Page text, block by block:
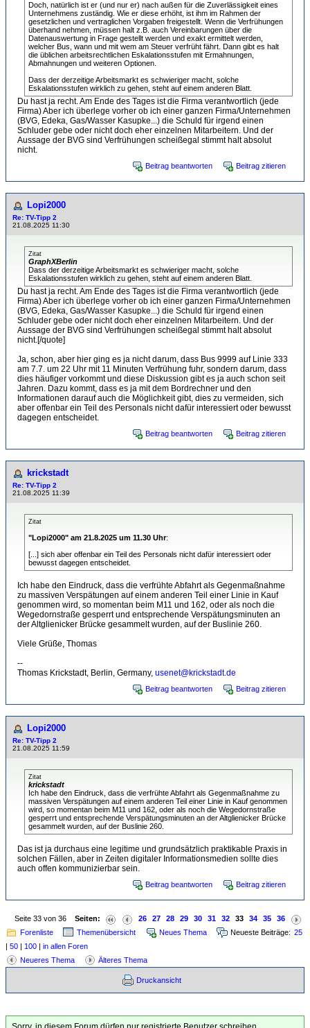
Doch, natürlich ist er (und nur er) nach außen für die Zuverlässigkeit eines
Unternehmens zuständig. Wie er diese erhöht, ist ihm im Rahmen der
gesetzlichen und vertraglichen Vorgaben freigestellt. Wenn die Verfrühungen
überhand nehmen, müssen halt z.B. auch Vereinbarungen über die
Datenauswertung in Frage gestellt werden und exakt ermittelt werden,
welcher Bus, wann und mit wem am Steuer verfrüht fährt. Dann gibt es halt
die üblichen arbeitsrechtlichen Eskalationsstufen mit Ermahnungen,
Abmahnungen und weiteren Optionen.
Dass der derzeitige Arbeitsmarkt es schwieriger macht, solche
Eskalationsstufen wirklich zu gehen, steht auf einem anderen Blatt.
Du hast ja recht. Am Ende des Tages ist die Firma verantwortlich (jede
Firma) Aber ich überlege vorher ob ich einer ganzen Firma/Unternehmen
(BVG, Edeka, Gas/Wasser Kasupke...) die Schuld für irgend einen
Schluder gebe oder nicht doch eher einzelnen Mitarbeitern. Und der
Aussage der BVG sind Verfrühungen scheißegal stimmt halt absolut
nicht.
Beitrag beantworten Beitrag zitieren
Lopi2000
Re: TV-Tipp 2
21.08.2025 11:30
Zitat
GraphXBerlin
Dass der derzeitige Arbeitsmarkt es schwieriger macht, solche
Eskalationsstufen wirklich zu gehen, steht auf einem anderen Blatt.
Du hast ja recht. Am Ende des Tages ist die Firma verantwortlich (jede
Firma) Aber ich überlege vorher ob ich einer ganzen Firma/Unternehmen
(BVG, Edeka, Gas/Wasser Kasupke...) die Schuld für irgend einen
Schluder gebe oder nicht doch eher einzelnen Mitarbeitern. Und der
Aussage der BVG sind Verfrühungen scheißegal stimmt halt absolut
nicht.[/quote]
Ja, schon, aber hier ging es ja nicht darum, dass Bus 9999 auf Linie 333
am 7.7. um 22 Uhr mit 11 Minuten Verfrühung fuhr, sondern darum, dass
dies häufiger vorkommt und diese Diskussion gibt es ja auch schon seit
Jahren. Dazu kommt, dass es ja mit dem Bordrechner und den
Informationen darauf auch die Möglichkeit gibt, dies zu vermeiden, sich
aber offenbar ein Teil des Personals nicht dafür interessiert oder bewusst
dagegen entscheidet.
Beitrag beantworten Beitrag zitieren
krickstadt
Re: TV-Tipp 2
21.08.2025 11:39
Zitat
"Lopi2000" am 21.8.2025 um 11.30 Uhr:
[...] sich aber offenbar ein Teil des Personals nicht dafür interessiert oder
bewusst dagegen entscheidet.
Ich habe den Eindruck, dass die verfrühte Abfahrt als Gegenmaßnahme
zu massiven Verspätungen auf einem anderen Teil einer Linie in Kauf
genommen wird, so momentan beim M11 und 162, oder als noch die
Wegedornstraße gesperrt und entsprechende Verspätungsminuten an
der Altglienicker Brücke gesammelt wurden, auf der Buslinie 260.
Viele Grüße, Thomas
--
Thomas Krickstadt, Berlin, Germany, usenet@krickstadt.de
Beitrag beantworten Beitrag zitieren
Lopi2000
Re: TV-Tipp 2
21.08.2025 11:59
Zitat
krickstadt
Ich habe den Eindruck, dass die verfrühte Abfahrt als Gegenmaßnahme zu
massiven Verspätungen auf einem anderen Teil einer Linie in Kauf genommen
wird, so momentan beim M11 und 162, oder als noch die Wegedornstraße
gesperrt und entsprechende Verspätungsminuten an der Altglienicker Brücke
gesammelt wurden, auf der Buslinie 260.
Das ist ja durchaus eine legitime und grundsätzlich praktikable Praxis in
solchen Fällen, aber in Zeiten digitaler Informationsmedien sollte dies
auch offen kommunizierbar sein.
Beitrag beantworten Beitrag zitieren
Seite 33 von 36 Seiten: 26 27 28 29 30 31 32 33 34 35
36
Forenliste
Themenübersicht Neues Thema Neueste Beiträge: 25
| 50 | 100 | in allen Foren
Neueres Thema
Älteres Thema
Druckansicht